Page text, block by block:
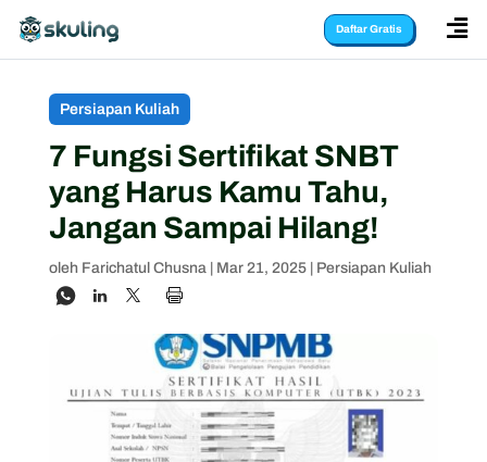
Daftar Gratis 
Persiapan Kuliah
7 Fungsi Sertifikat SNBT
yang Harus Kamu Tahu,
Jangan Sampai Hilang!
oleh Farichatul Chusna| Mar 21, 2025| Persiapan Kuliah